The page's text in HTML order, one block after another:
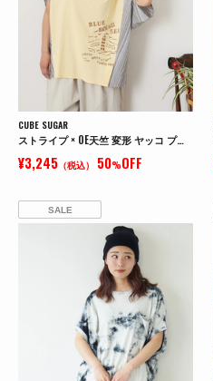
CUBE SUGAR
ストライプ × OE天竺 変形 ヤッコ プルオーバー シャツ
¥3,245 （税込） 50%OFF
SALE